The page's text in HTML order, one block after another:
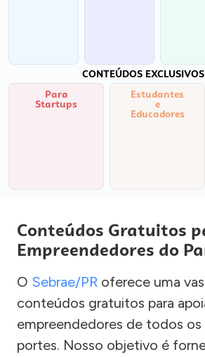
CONTEÚDOS
Para
Startups
Estudantes
e
Educadores
Conteúdos Gratuitos
Empreendedores do
O Sebrae/PR oferece uma
conteúdos gratuitos para
empreendedores de todos os
portes. Nosso objetivo é